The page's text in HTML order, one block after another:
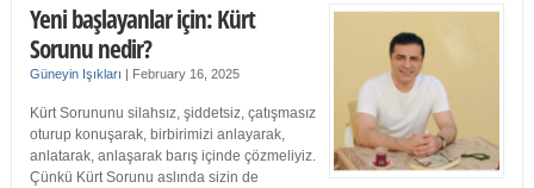
Yeni başlayanlar için: Kürt
Sorunu nedir?
Güneyin Işıkları | February 16, 2025
Kürt Sorununu silahsız, şiddetsiz, çatışmasız
oturup konuşarak, birbirimizi anlayarak,
anlatarak, anlaşarak barış içinde çözmeliyiz.
Çünkü Kürt Sorunu aslında sizin de